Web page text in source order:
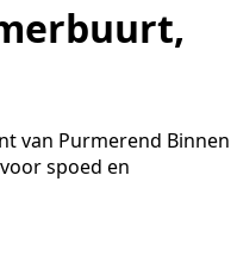
van Purmerend Binnen
spoed en